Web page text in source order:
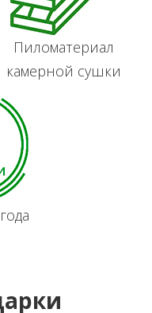
Пиломатериал
камерной сушки